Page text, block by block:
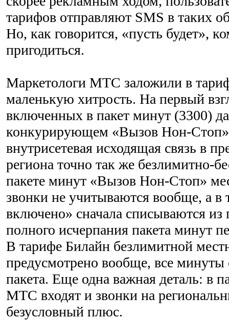
тарифов отправляют SMS в таких
Но, как говорится, «пусть будет»,
пригодиться.
Маркетологи МТС заложили в
маленькую хитрость. На первый
включенных в пакет минут (3300)
конкурирующем «Вызов Нон-Стоп»
внутрисетевая исходящая связь в
региона точно так же безлимитно-
пакете минут «Вызов Нон-Стоп»
звонки не учитываются вообще, а в
включено» сначала списываются из
полного исчерпания пакета минут
В тарифе Билайн безлимитной
предусмотрено вообще, все минуты
пакета. Еще одна важная деталь: в
МТС входят и звонки на
безусловный плюс.